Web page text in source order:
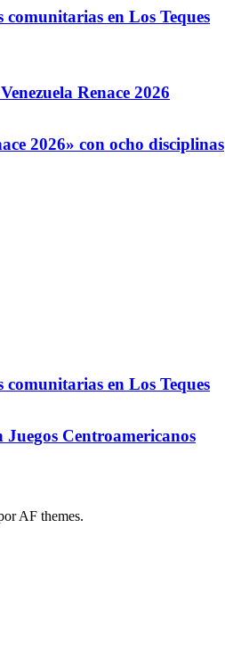
comunitarias en Los Teques
Renace 2026
2026» con ocho disciplinas
comunitarias en Los Teques
Centroamericanos
AF themes.